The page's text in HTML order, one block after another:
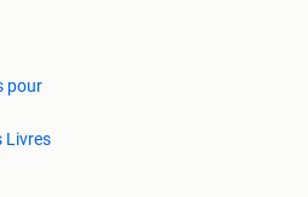
pour
Livres